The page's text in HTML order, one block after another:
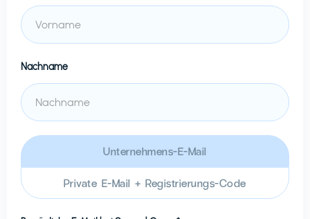
Nachname
Unternehmens-E-Mail
Private E-Mail + Registrierungs-Code